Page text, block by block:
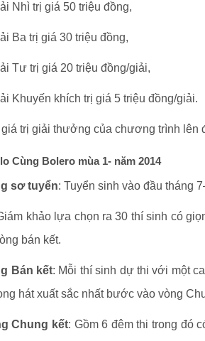
Nhì trị giá 50 triệu đồng,
Ba trị giá 30 triệu đồng,
Tư trị giá 20 triệu đồng/giải,
Khuyến khích trị giá 5 triệu đồng/giải.
trị giải thưởng của chương trình lên
Cùng Bolero mùa 1- năm 2014
sơ tuyển: Tuyển sinh vào đầu tháng
khảo lựa chọn ra 30 thí sinh có
bán kết.
Bán kết: Mỗi thí sinh dự thi với một
hát xuất sắc nhất bước vào vòng
Chung kết: Gồm 6 đêm thi trong đó